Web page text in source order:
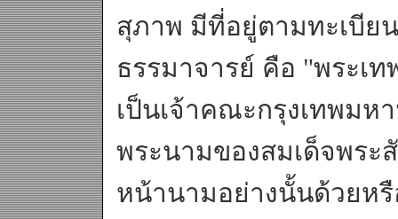
สุภาพ มีที่อยู่ตามทะเบีย
ธรรมาจารย์ คือ "พระเ
เป็นเจ้าคณะกรุงเทพมห
พระนามของสมเด็จพร
หน้านามอย่างนั้นด้วยห